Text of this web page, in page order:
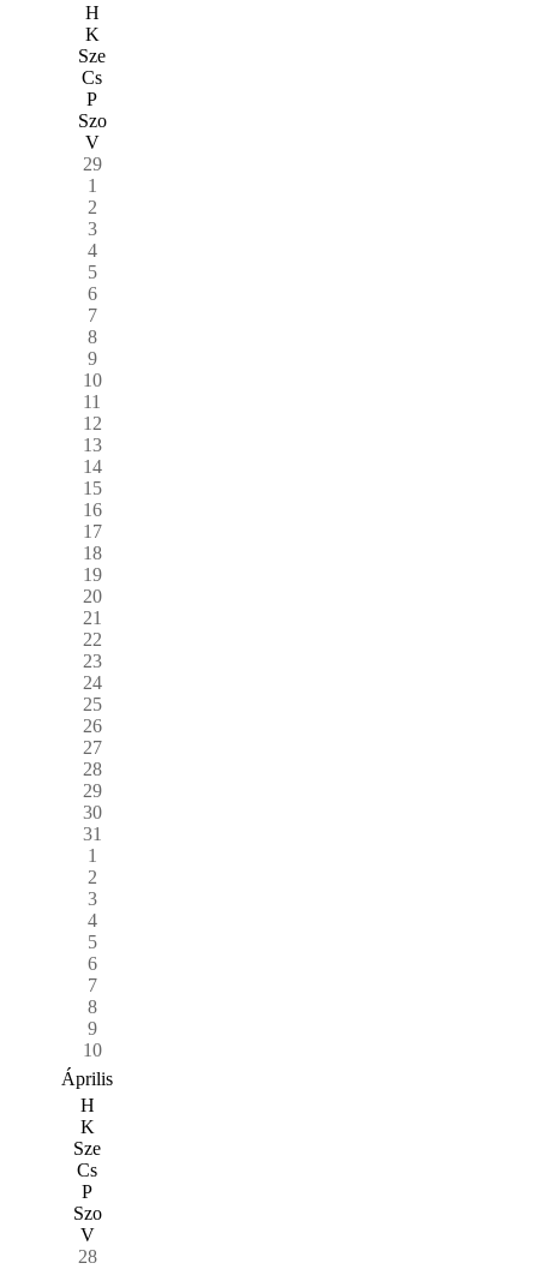
H
K
Sze
Cs
P
Szo
V
29
1
2
3
4
5
6
7
8
9
10
11
12
13
14
15
16
17
18
19
20
21
22
23
24
25
26
27
28
29
30
31
1
2
3
4
5
6
7
8
9
10
Április
H
K
Sze
Cs
P
Szo
V
28